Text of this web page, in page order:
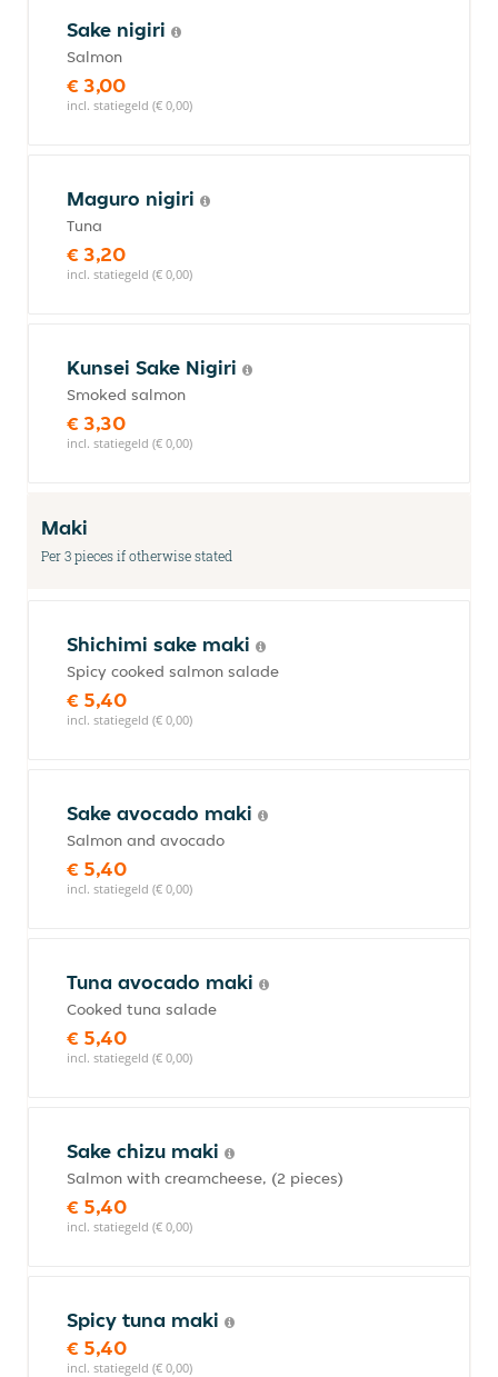
Sake nigiri
Salmon
€ 3,00
incl. statiegeld (€ 0,00)
Maguro nigiri
Tuna
€ 3,20
incl. statiegeld (€ 0,00)
Kunsei Sake Nigiri
Smoked salmon
€ 3,30
incl. statiegeld (€ 0,00)
Maki
Per 3 pieces if otherwise stated
Shichimi sake maki
Spicy cooked salmon salade
€ 5,40
incl. statiegeld (€ 0,00)
Sake avocado maki
Salmon and avocado
€ 5,40
incl. statiegeld (€ 0,00)
Tuna avocado maki
Cooked tuna salade
€ 5,40
incl. statiegeld (€ 0,00)
Sake chizu maki
Salmon with creamcheese, (2 pieces)
€ 5,40
incl. statiegeld (€ 0,00)
Spicy tuna maki
€ 5,40
incl. statiegeld (€ 0,00)